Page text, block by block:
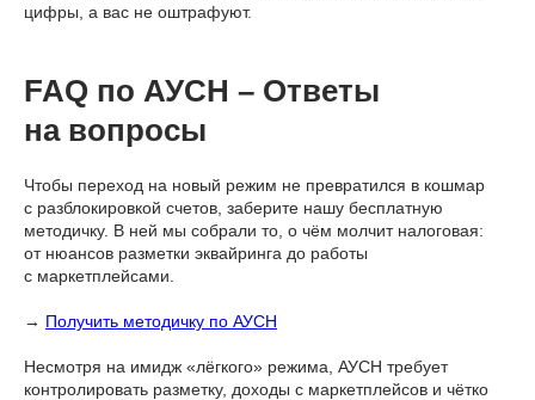
цифры, а вас не оштрафуют.
FAQ по АУСН – Ответы
на вопросы
Чтобы переход на новый режим не превратился в кошмар
с разблокировкой счетов, заберите нашу бесплатную
методичку. В ней мы собрали то, о чём молчит налоговая:
от нюансов разметки эквайринга до работы
с маркетплейсами.
→ Получить методичку по АУСН
Несмотря на имидж «лёгкого» режима, АУСН требует
контролировать разметку, доходы с маркетплейсов и чётко